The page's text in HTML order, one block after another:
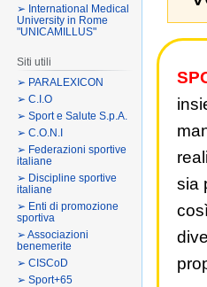
Jump
to
Jump
to
search
sia
➢ International Medical
University in Rome
"UNICAMILLUS"
Siti utili
➢ PARALEXICON
➢ C.I.O
➢ Sport e Salute S.p.A.
➢ C.O.N.I
➢ Federazioni sportive
italiane
➢ Discipline sportive
italiane
➢ Enti di promozione
sportiva
➢ Associazioni
benemerite
➢ CISCoD
➢ Sport+65